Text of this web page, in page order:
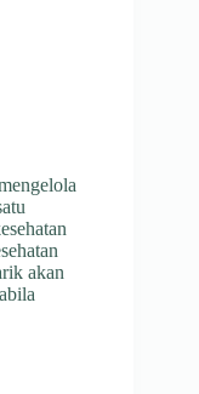
akan